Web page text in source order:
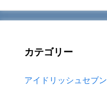
カテゴリー
アイドリッシュセブン